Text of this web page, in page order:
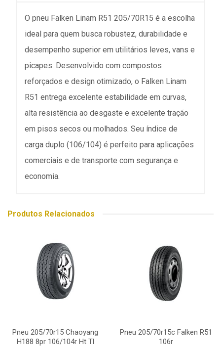
O pneu Falken Linam R51 205/70R15 é a escolha
ideal para quem busca robustez, durabilidade e
desempenho superior em utilitários leves, vans e
picapes. Desenvolvido com compostos
reforçados e design otimizado, o Falken Linam
R51 entrega excelente estabilidade em curvas,
alta resistência ao desgaste e excelente tração
em pisos secos ou molhados. Seu índice de
carga duplo (106/104) é perfeito para aplicações
comerciais e de transporte com segurança e
economia.
Produtos Relacionados
Pneu 205/70r15 Chaoyang
H188 8pr 106/104r Ht Tl
Pneu 205/70r15c Falken R51
106r